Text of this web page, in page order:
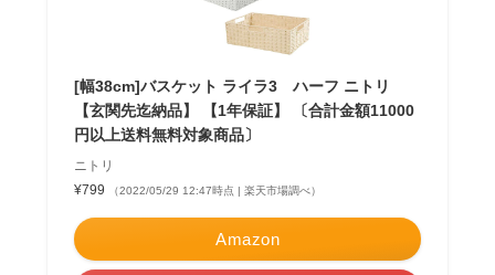
[幅38cm]バスケット ライラ3 ハーフ ニトリ
【玄関先迄納品】 【1年保証】 〔合計金額11000
円以上送料無料対象商品〕
ニトリ
¥799
（2022/05/29 12:47時点 | 楽天市場調べ）
Amazon